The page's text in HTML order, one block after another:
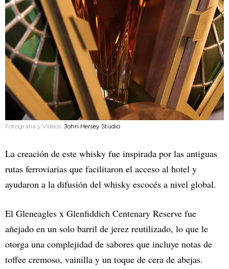
Fotografía y Videos: John Hersey Studio
La creación de este whisky fue inspirada por las antiguas
rutas ferroviarias que facilitaron el acceso al hotel y
ayudaron a la difusión del whisky escocés a nivel global.
El Gleneagles x Glenfiddich Centenary Reserve fue
añejado en un solo barril de jerez reutilizado, lo que le
otorga una complejidad de sabores que incluye notas de
toffee cremoso, vainilla y un toque de cera de abejas.